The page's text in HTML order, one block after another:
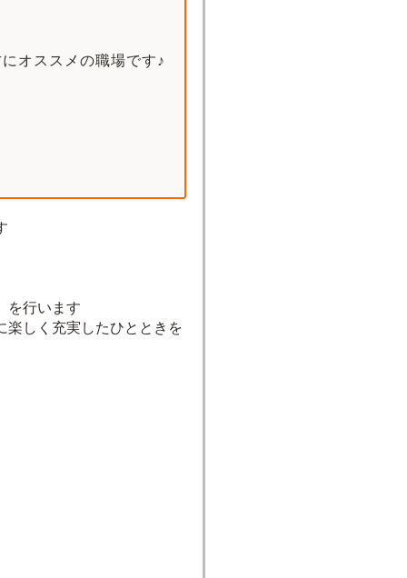
オススメの職場です♪
を行います
楽しく充実したひとときを